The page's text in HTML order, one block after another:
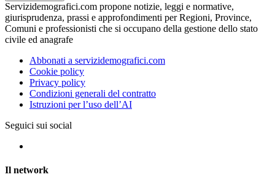
Servizidemografici.com propone notizie, leggi e normative,
giurisprudenza, prassi e approfondimenti per Regioni, Province,
Comuni e professionisti che si occupano della gestione dello stato
civile ed anagrafe
Abbonati a servizidemografici.com
Cookie policy
Privacy policy
Condizioni generali del contratto
Istruzioni per l’uso dell’AI
Seguici sui social
Il network